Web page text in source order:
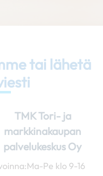
tai lähetä
TMK Tori- ja
markkinakaupan
palvelukeskus Oy
Ma-Pe klo 9-16